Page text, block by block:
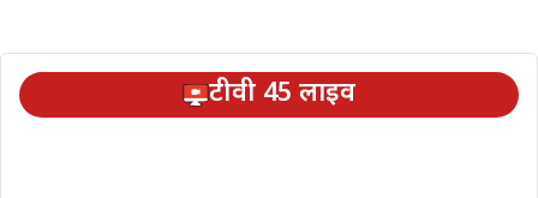
टीवी 45 लाइव